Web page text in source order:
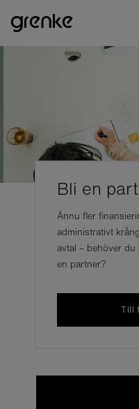
Bli en
Ännu fler
administrativt
avtal – behöver
en partner?
Till